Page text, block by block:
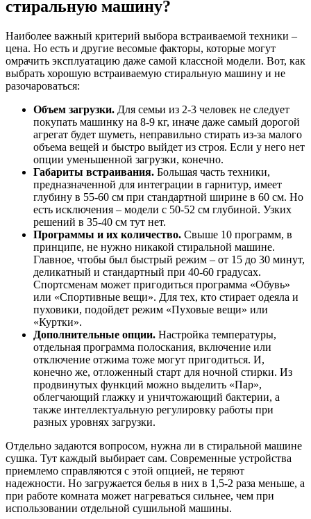
стиральную машину?
Наиболее важный критерий выбора встраиваемой техники –
цена. Но есть и другие весомые факторы, которые могут
омрачить эксплуатацию даже самой классной модели. Вот, как
выбрать хорошую встраиваемую стиральную машину и не
разочароваться:
Объем загрузки. Для семьи из 2-3 человек не следует
покупать машинку на 8-9 кг, иначе даже самый дорогой
агрегат будет шуметь, неправильно стирать из-за малого
объема вещей и быстро выйдет из строя. Если у него нет
опции уменьшенной загрузки, конечно.
Габариты встраивания. Большая часть техники,
предназначенной для интеграции в гарнитур, имеет
глубину в 55-60 см при стандартной ширине в 60 см. Но
есть исключения – модели с 50-52 см глубиной. Узких
решений в 35-40 см тут нет.
Программы и их количество. Свыше 10 программ, в
принципе, не нужно никакой стиральной машине.
Главное, чтобы был быстрый режим – от 15 до 30 минут,
деликатный и стандартный при 40-60 градусах.
Спортсменам может пригодиться программа «Обувь»
или «Спортивные вещи». Для тех, кто стирает одеяла и
пуховики, подойдет режим «Пуховые вещи» или
«Куртки».
Дополнительные опции. Настройка температуры,
отдельная программа полоскания, включение или
отключение отжима тоже могут пригодиться. И,
конечно же, отложенный старт для ночной стирки. Из
продвинутых функций можно выделить «Пар»,
облегчающий глажку и уничтожающий бактерии, а
также интеллектуальную регулировку работы при
разных уровнях загрузки.
Отдельно задаются вопросом, нужна ли в стиральной машине
сушка. Тут каждый выбирает сам. Современные устройства
приемлемо справляются с этой опцией, не теряют
надежности. Но загружается белья в них в 1,5-2 раза меньше, а
при работе комната может нагреваться сильнее, чем при
использовании отдельной сушильной машины.